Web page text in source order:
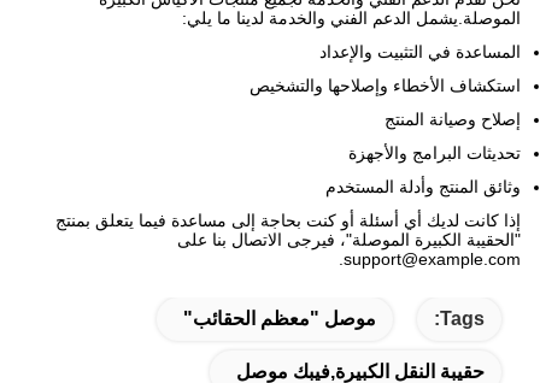
الموصلة.يشمل الدعم الفني والخدمة لدينا ما يلي:
المساعدة في التثبيت والإعداد
استكشاف الأخطاء وإصلاحها والتشخيص
إصلاح وصيانة المنتج
تحديثات البرامج والأجهزة
وثائق المنتج وأدلة المستخدم
إذا كانت لديك أي أسئلة أو كنت بحاجة إلى مساعدة فيما يتعلق بمنتج
"الحقيبة الكبيرة الموصلة"، فيرجى الاتصال بنا على
support@example.com.
Tags: موصل "معظم الحقائب"
حقيبة النقل الكبيرة,فيبك موصل